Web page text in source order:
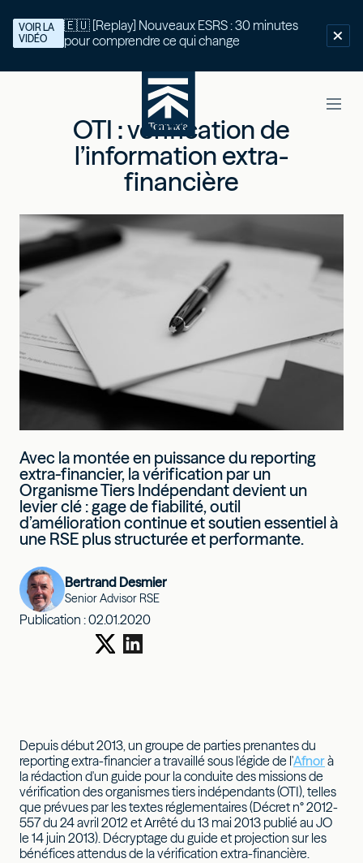
🇪🇺 [Replay] Nouveaux ESRS : 30 minutes
pour comprendre ce qui change
VOIR LA
VIDÉO
OTI : vérification de
l’information extra-
financière
Avec la montée en puissance du reporting
extra-financier, la vérification par un
Organisme Tiers Indépendant devient un
levier clé : gage de fiabilité, outil
d’amélioration continue et soutien essentiel à
une RSE plus structurée et performante.
Bertrand Desmier
Senior Advisor RSE
Publication :02.01.2020
Depuis début 2013, un groupe de parties prenantes du
reporting extra-financier a travaillé sous l'égide de l'Afnorà
la rédaction d'un guide pour la conduite des missions de
vérification des organismes tiers indépendants (OTI), telles
que prévues par les textes réglementaires (Décret n° 2012-
557 du 24 avril 2012 et Arrêté du 13 mai 2013 publié au JO
le 14 juin 2013). Décryptage du guide et projection sur les
bénéfices attendus de la vérification extra-financière.